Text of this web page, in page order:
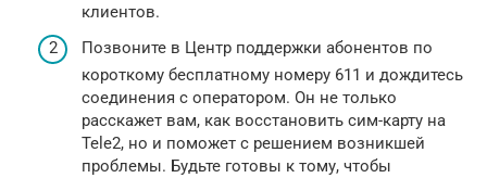
клиентов.
Позвоните в Центр поддержки абонентов по
короткому бесплатному номеру 611 и дождитесь
соединения с оператором. Он не только
расскажет вам, как восстановить сим-карту на
Tele2, но и поможет с решением возникшей
проблемы. Будьте готовы к тому, чтобы